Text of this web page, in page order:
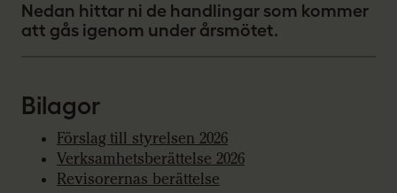
Nedan hittar ni de handlingar som kommer
att gås igenom under årsmötet.
Bilagor
Förslag till styrelsen 2026
Verksamhetsberättelse 2026
Revisorernas berättelse